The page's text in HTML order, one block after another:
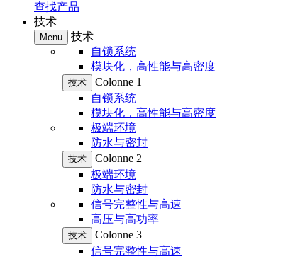
查找产品
技术
Menu
技术
自锁系统
模块化，高性能与高密度
技术
Colonne 1
自锁系统
模块化，高性能与高密度
极端环境
防水与密封
技术
Colonne 2
极端环境
防水与密封
信号完整性与高速
高压与高功率
技术
Colonne 3
信号完整性与高速